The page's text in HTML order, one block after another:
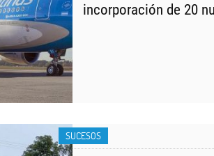
incorporación de 20
SUCESOS